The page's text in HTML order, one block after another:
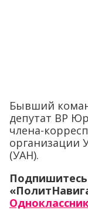
Бывший
депутат ВР
члена-
организации
(УАН).